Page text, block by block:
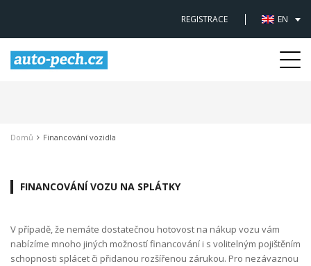
REGISTRACE EN
Domů Financování vozidla
FINANCOVÁNÍ VOZU NA SPLÁTKY
V případě, že nemáte dostatečnou hotovost na nákup vozu vám
nabízíme mnoho jiných možností financování i s volitelným pojištěním
schopnosti splácet či přidanou rozšířenou zárukou. Pro nezávaznou